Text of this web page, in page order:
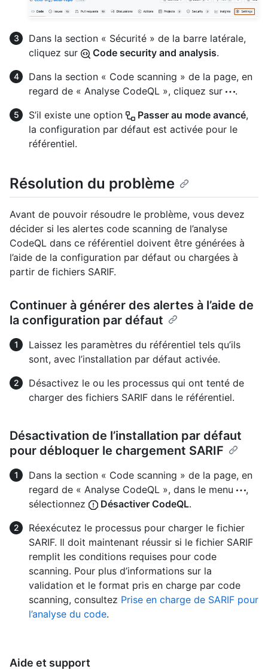
Dans la section « Sécurité » de la barre latérale,
cliquez sur
Code security and analysis.
Dans la section « Code scanning » de la page, en
regard de « Analyse CodeQL », cliquez sur
.
S’il existe une option
Passer au mode avancé,
la configuration par défaut est activée pour le
référentiel.
Résolution du problème
Avant de pouvoir résoudre le problème, vous devez
décider si les alertes code scanning de l’analyse
CodeQL dans ce référentiel doivent être générées à
l’aide de la configuration par défaut ou chargées à
partir de fichiers SARIF.
Continuer à générer des alertes à l’aide de
la configuration par défaut
Laissez les paramètres du référentiel tels qu’ils
sont, avec l’installation par défaut activée.
Désactivez le ou les processus qui ont tenté de
charger des fichiers SARIF dans le référentiel.
Désactivation de l’installation par défaut
pour débloquer le chargement SARIF
Dans la section « Code scanning » de la page, en
regard de « Analyse CodeQL », dans le menu
,
sélectionnez
Désactiver CodeQL.
Réexécutez le processus pour charger le fichier
SARIF. Il doit maintenant réussir si le fichier SARIF
remplit les conditions requises pour code
scanning. Pour plus d’informations sur la
validation et le format pris en charge par code
scanning, consultez Prise en charge de SARIF pour
l’analyse du code.
Aide et support